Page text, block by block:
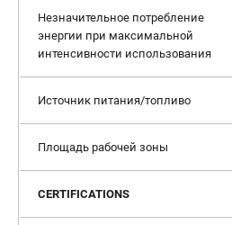
Незначительное потребление
энергии при максимальной
интенсивности использования
Источник питания/топливо
Площадь рабочей зоны
CERTIFICATIONS